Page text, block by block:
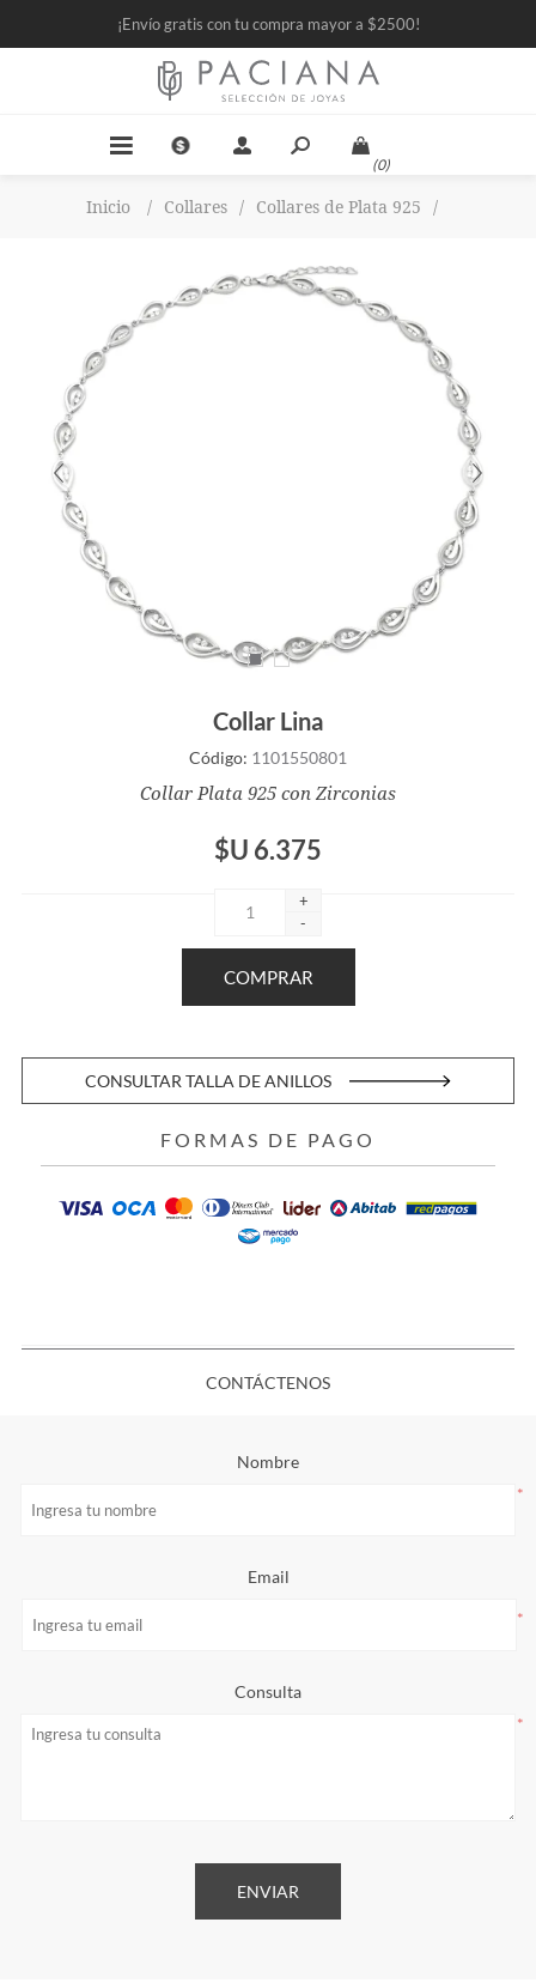
¡Envío gratis con tu compra mayor a $2500!
(0)
Inicio / Collares / Collares de Plata 925 /
Collar Lina
Código: 1101550801
Collar Plata 925 con Zirconias
$U 6.375
+
-
CONSULTAR TALLA DE ANILLOS
FORMAS DE PAGO
CONTÁCTENOS
Nombre
*
Email
*
Consulta
*